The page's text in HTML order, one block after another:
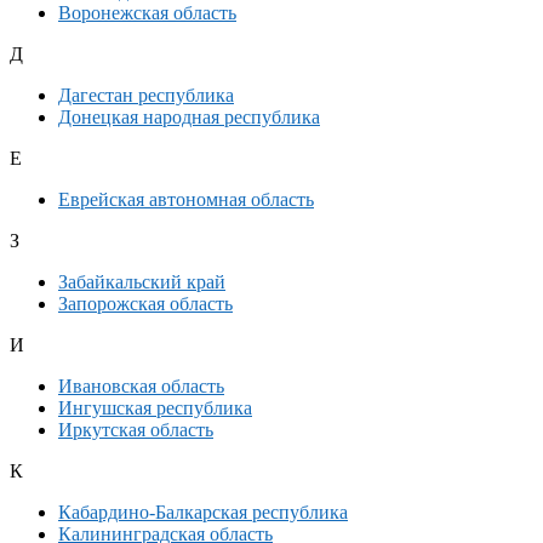
Воронежская область
Д
Дагестан республика
Донецкая народная республика
Е
Еврейская автономная область
З
Забайкальский край
Запорожская область
И
Ивановская область
Ингушская республика
Иркутская область
К
Кабардино-Балкарская республика
Калининградская область